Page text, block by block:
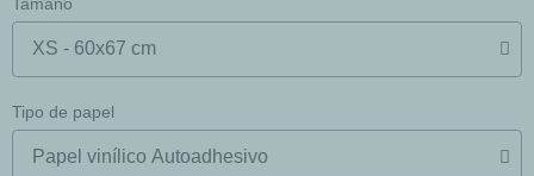
Tipo de papel